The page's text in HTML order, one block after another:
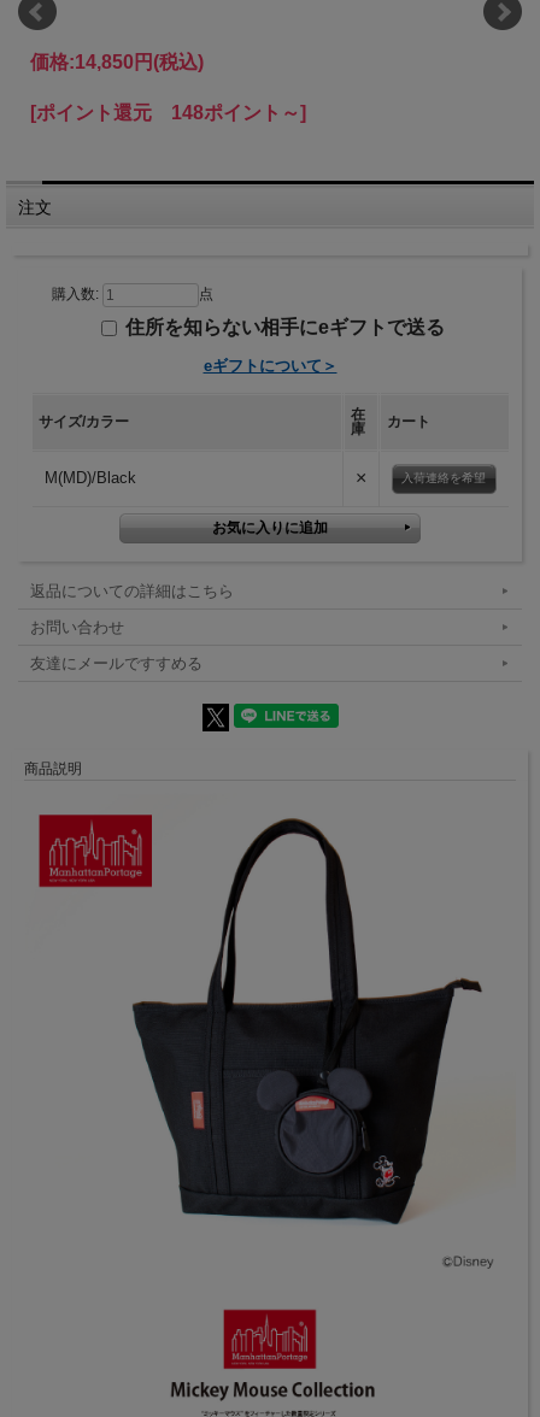
価格:14,850円 (税込)
[ポイント還元 148ポイント～]
注文
購入数: 点
住所を知らない相手にeギフトで送る
eギフトについて＞
サイズ/カラー
在
庫
カート
M(MD)/Black × 入荷連絡を希望
返品についての詳細はこちら
お問い合わせ
友達にメールですすめる
商品説明